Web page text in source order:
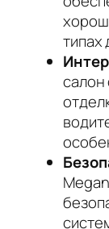
типах
салон